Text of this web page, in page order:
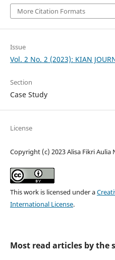
More Citation Formats
Issue
Vol. 2 No. 2 (2023): KIAN
Section
Case Study
License
Copyright (c) 2023 Alisa Fikri
This work is licensed under a
International License.
Most read articles by the